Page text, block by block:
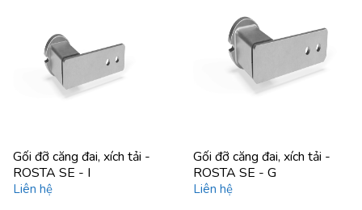
Gối đỡ căng đai, xích tải -
ROSTA SE - I
Liên hệ
Gối đỡ căng đai, xích tải -
ROSTA SE - G
Liên hệ